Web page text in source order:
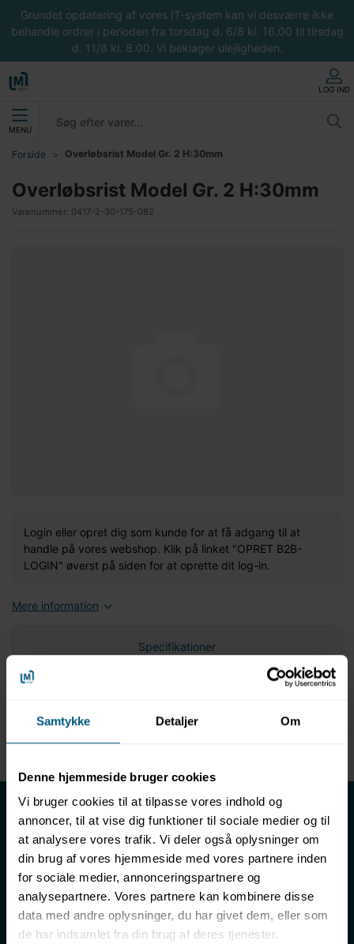
Samtykke Detaljer Om
Denne hjemmeside bruger cookies
Vi bruger cookies til at tilpasse vores indhold og
annoncer, til at vise dig funktioner til sociale medier og til
at analysere vores trafik. Vi deler også oplysninger om
din brug af vores hjemmeside med vores partnere inden
for sociale medier, annonceringspartnere og
analysepartnere. Vores partnere kan kombinere disse
data med andre oplysninger, du har givet dem, eller som
de har indsamlet fra din brug af deres tjenester.
Grundet opdatering af vores IT-system kan vi desværre ikke
behandle ordrer i perioden fra torsdag d. 6/8 kl. 16.00 til tirsdag
d. 11/8 kl. 8.00. Vi beklager ulejligheden.
LOG IND
MENU
Forside Overløbsrist Model Gr. 2 H:30mm
Overløbsrist Model Gr. 2 H:30mm
Varenummer: 0417-2-30-175-082
Login eller opret dig som kunde for at få adgang til at
handle på vores webshop. Klik på linket "OPRET B2B-
LOGIN" øverst på siden for at oprette dit log-in.
Mere information
Specifikationer
Enhed
LML SPORT - Alt til vand
LML SPORT er en engrosforhandler af alt til vand. Vores
sortiment omfatter f.eks. badetøj, svømmeudstyr, udstyr til
vandleg og vandsport, vandbehandling og teknik samt inventar
til vådrum, sauna & spa. Vores kunder er bl.a. svømmehaller,
badelande, friluftsbade, campingpladser, feriecentre,
idrætshaller og skoler. Vælg os som din leverandør, fordi vi har
over 50 års erfaring i branchen og tilbyder den højeste